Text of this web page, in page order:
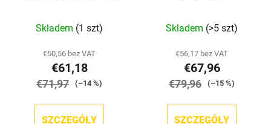
Skladem (1 szt)
€50,56 bez VAT
€61,18
€71,97 (–14 %)
SZCZEGÓŁY
Skladem (>5 szt)
€56,17 bez VAT
€67,96
€79,96 (–15 %)
SZCZEGÓŁY